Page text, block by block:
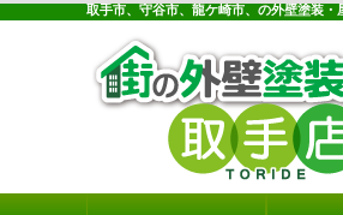
取手市、守谷市、龍ケ崎市、の外壁塗装・